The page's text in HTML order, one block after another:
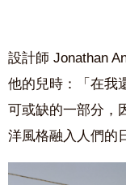
設計師 Jonathan
他的兒時：
「在
可或缺的一部分，
洋風格融入人們的